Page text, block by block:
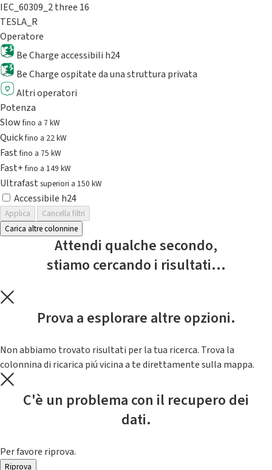
IEC_60309_2 three 16
TESLA_R
Operatore
Be Charge accessibili h24
Be Charge ospitate da una struttura privata
Altri operatori
Potenza
Slowfino a 7 kW
Quickfino a 22 kW
Fastfino a 75 kW
Fast+fino a 149 kW
Ultrafast superiori a 150 kW
Accessibile h24
Applica
Cancella filtri
Carica altre colonnine
Attendi qualche secondo,
stiamo cercando i risultati...
Prova a esplorare altre opzioni.
Non abbiamo trovato risultati per la tua ricerca. Trova la
colonnina di ricarica piú vicina a te direttamente sulla mappa.
C'è un problema con il recupero dei
dati.
Per favore riprova.
Riprova